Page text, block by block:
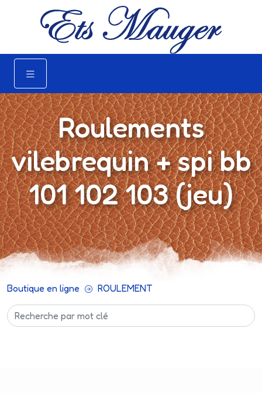
Roulements
vilebrequin + spi bb
101 102 103 (jeu)
Boutique en ligne ROULEMENT